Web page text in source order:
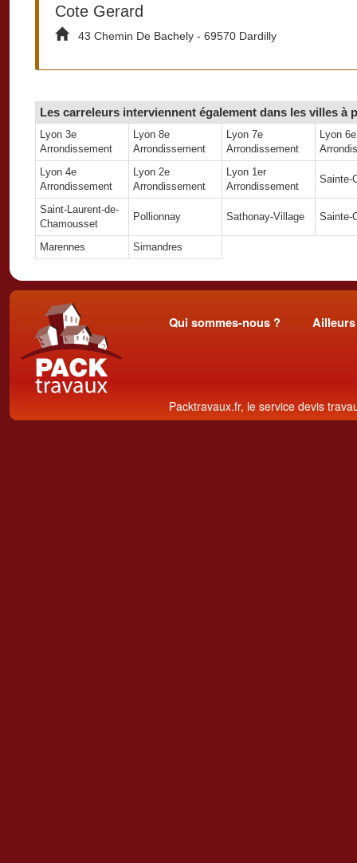
Cote Gerard
43 Chemin De Bachely - 69570 Dardilly
Les carreleurs interviennent également dans les villes à
Lyon 3e
Arrondissement
Lyon 8e
Arrondissement
Lyon 7e
Arrondissement
Lyon 6e
Lyon 4e
Arrondissement
Lyon 2e
Arrondissement
Lyon 1er
Arrondissement
Sainte-
Saint-Laurent-de-
Chamousset
Pollionnay Sathonay-Village Sainte-
Marennes Simandres
Qui sommes-nous ?
Packtravaux.fr, le service devis